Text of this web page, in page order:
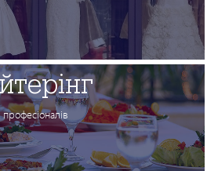
професіоналів